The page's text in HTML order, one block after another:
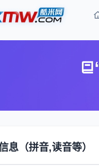
息（拼音,读音等）